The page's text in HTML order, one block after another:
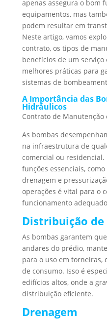
apenas assegura o bom
equipamentos, mas
podem resultar em
Neste artigo, vamos
contrato, os tipos de
benefícios de um serviço
melhores práticas para
sistemas de
A Importância das
Hidráulicos
Contrato de Manutenção
As bombas
na infraestrutura de
comercial ou residencial.
funções essenciais,
drenagem e
operações é vital para o
funcionamento
Distribuição de
As bombas garantem
andares do prédio,
para o uso em torneiras,
de consumo. Isso é
edifícios altos, onde a
distribuição eficiente.
Drenagem